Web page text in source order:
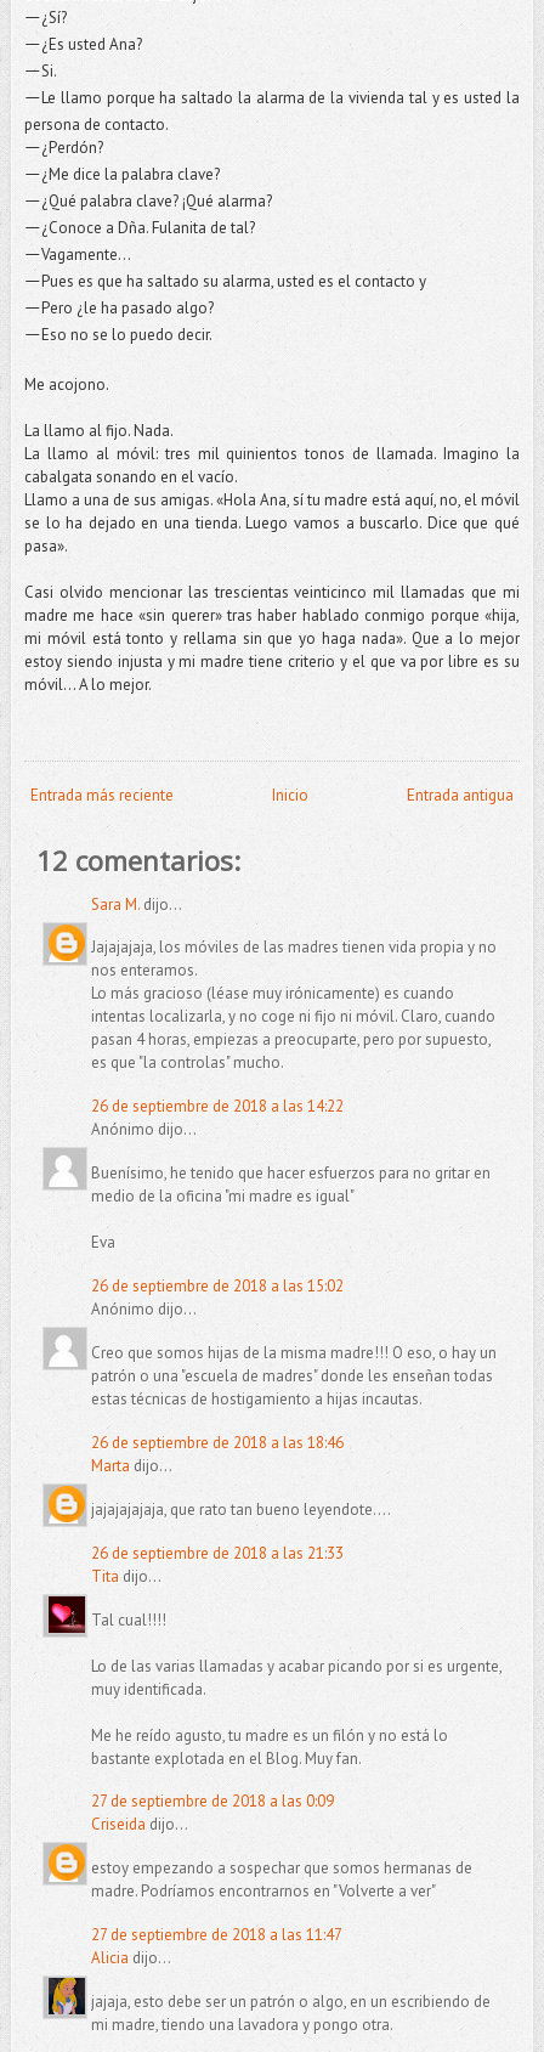
—¿Sí?
—¿Es usted Ana?
—Si.
—Le llamo porque ha saltado la alarma de la vivienda tal y es usted la
persona de contacto.
—¿Perdón?
—¿Me dice la palabra clave?
—¿Qué palabra clave? ¡Qué alarma?
—¿Conoce a Dña. Fulanita de tal?
—Vagamente...
—Pues es que ha saltado su alarma, usted es el contacto y
—Pero ¿le ha pasado algo?
—Eso no se lo puedo decir.
Me acojono.
La llamo al fijo. Nada.
La llamo al móvil: tres mil quinientos tonos de llamada. Imagino la
cabalgata sonando en el vacío.
Llamo a una de sus amigas. «Hola Ana, sí tu madre está aquí, no, el móvil
se lo ha dejado en una tienda. Luego vamos a buscarlo. Dice que qué
pasa».
Casi olvido mencionar las trescientas veinticinco mil llamadas que mi
madre me hace «sin querer» tras haber hablado conmigo porque «hija,
mi móvil está tonto y rellama sin que yo haga nada». Que a lo mejor
estoy siendo injusta y mi madre tiene criterio y el que va por libre es su
móvil... A lo mejor.
Entrada más reciente Entrada antigua
Inicio
12 comentarios:
Sara M.dijo...
Jajajajaja, los móviles de las madres tienen vida propia y no
nos enteramos.
Lo más gracioso (léase muy irónicamente) es cuando
intentas localizarla, y no coge ni fijo ni móvil. Claro, cuando
pasan 4 horas, empiezas a preocuparte, pero por supuesto,
es que "la controlas" mucho.
26 de septiembre de 2018 a las 14:22
Anónimo dijo...
Buenísimo, he tenido que hacer esfuerzos para no gritar en
medio de la oficina "mi madre es igual"
Eva
26 de septiembre de 2018 a las 15:02
Anónimo dijo...
Creo que somos hijas de la misma madre!!! O eso, o hay un
patrón o una "escuela de madres" donde les enseñan todas
estas técnicas de hostigamiento a hijas incautas.
26 de septiembre de 2018 a las 18:46
Marta dijo...
jajajajajaja, que rato tan bueno leyendote....
26 de septiembre de 2018 a las 21:33
Tita dijo...
Tal cual!!!!
Lo de las varias llamadas y acabar picando por si es urgente,
muy identificada.
Me he reído agusto, tu madre es un filón y no está lo
bastante explotada en el Blog. Muy fan.
27 de septiembre de 2018 a las 0:09
Criseida dijo...
estoy empezando a sospechar que somos hermanas de
madre. Podríamos encontrarnos en "Volverte a ver"
27 de septiembre de 2018 a las 11:47
Alicia dijo...
jajaja, esto debe ser un patrón o algo, en un escribiendo de
mi madre, tiendo una lavadora y pongo otra.